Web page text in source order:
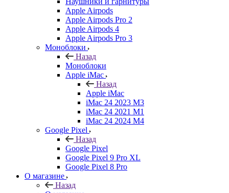
Apple Airpods
Apple Airpods Pro 2
Apple Airpods 4
Apple Airpods Pro 3
Моноблоки
Назад
Моноблоки
Apple iMac
Назад
Apple iMac
iMac 24 2023 M3
iMac 24 2021 M1
iMac 24 2024 M4
Google Pixel
Назад
Google Pixel
Google Pixel 9 Pro XL
Google Pixel 8 Pro
О магазине
Назад